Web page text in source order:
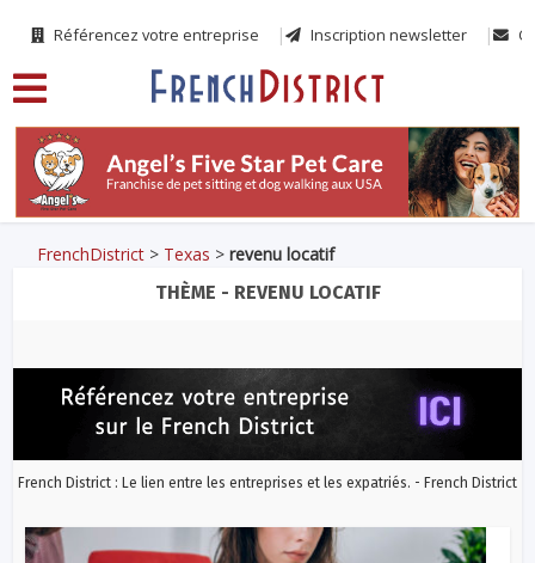
Référencez votre entreprise Inscription newsletter
FrenchDistrict > Texas >revenu locatif
THÈME - REVENU LOCATIF
French District : Le lien entre les entreprises et les expatriés. - French District